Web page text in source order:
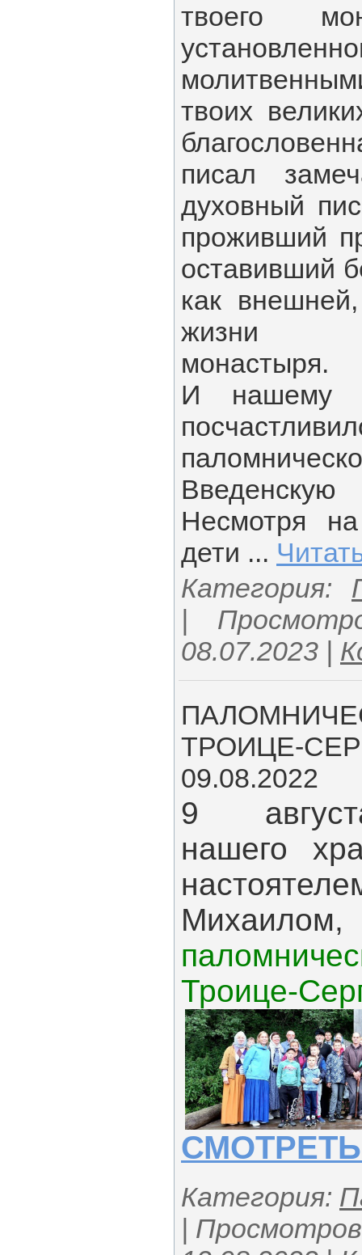
твоего
твоих
писал
духовный
проживший
оставивший
как
жизни
монастыря.
И нашему
Несмотря
дети ...
Категория:
|
08.07.2023 |
ТРОИЦЕ-
09.08.2022
9
нашего
Троице-
Категория:
|